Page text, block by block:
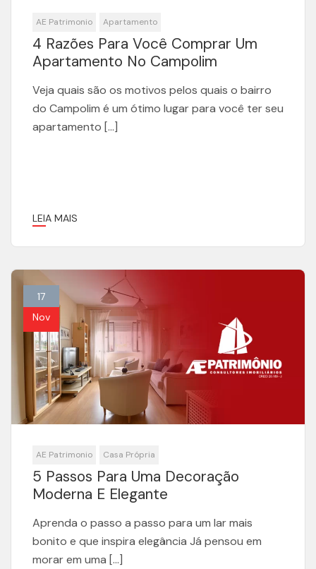
AE Patrimonio Apartamento
4 Razões Para Você Comprar Um
Apartamento No Campolim
Veja quais são os motivos pelos quais o bairro
do Campolim é um ótimo lugar para você ter seu
apartamento […]
LEIA MAIS
17
Nov
AE Patrimonio Casa Própria
5 Passos Para Uma Decoração
Moderna E Elegante
Aprenda o passo a passo para um lar mais
bonito e que inspira elegância Já pensou em
morar em uma […]